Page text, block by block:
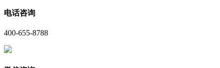
电话咨询
400-655-8788